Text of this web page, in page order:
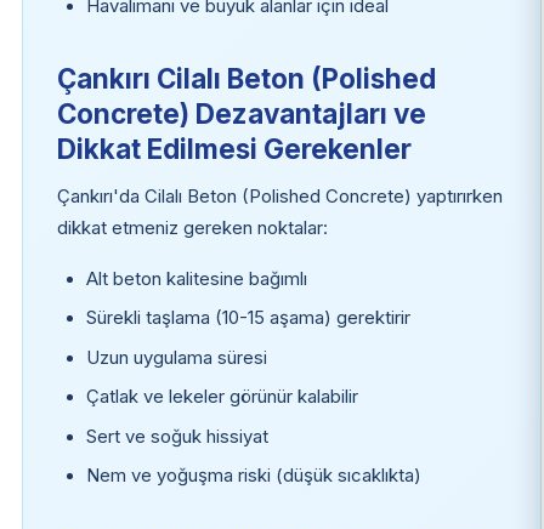
Havalimanı ve büyük alanlar için ideal
Çankırı Cilalı Beton (Polished
Concrete) Dezavantajları ve
Dikkat Edilmesi Gerekenler
Çankırı'da Cilalı Beton (Polished Concrete) yaptırırken
dikkat etmeniz gereken noktalar:
Alt beton kalitesine bağımlı
Sürekli taşlama (10-15 aşama) gerektirir
Uzun uygulama süresi
Çatlak ve lekeler görünür kalabilir
Sert ve soğuk hissiyat
Nem ve yoğuşma riski (düşük sıcaklıkta)